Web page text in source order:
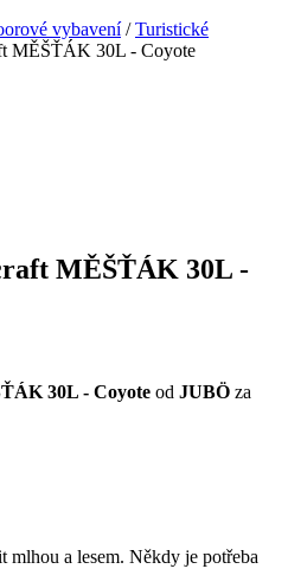
vybavení/Turistické
MĚŠŤÁK 30L - Coyote
MĚŠŤÁK 30L -
30L - Coyote od JUBÖ za
mlhou a lesem. Někdy je potřeba